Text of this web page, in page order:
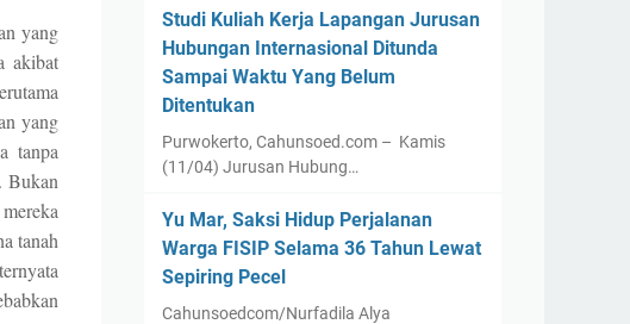
yang
akibat
yang
tanpa
Bukan
tanah
Studi Kuliah Kerja Lapangan Jurusan
Hubungan Internasional Ditunda
Sampai Waktu Yang Belum
Ditentukan
Purwokerto, Cahunsoed.com – Kamis
(11/04) Jurusan Hubung…
Yu Mar, Saksi Hidup Perjalanan
Warga FISIP Selama 36 Tahun Lewat
Sepiring Pecel
Cahunsoedcom/Nurfadila Alya